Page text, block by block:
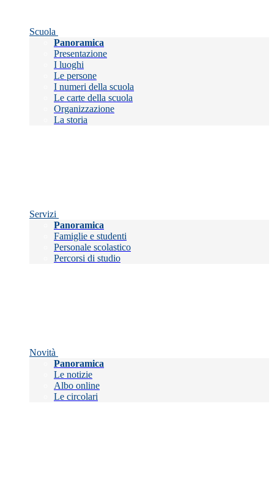
Scuola
Panoramica
Presentazione
I luoghi
Le persone
I numeri della scuola
Le carte della scuola
Organizzazione
La storia
Servizi
Panoramica
Famiglie e studenti
Personale scolastico
Percorsi di studio
Novità
Panoramica
Le notizie
Albo online
Le circolari